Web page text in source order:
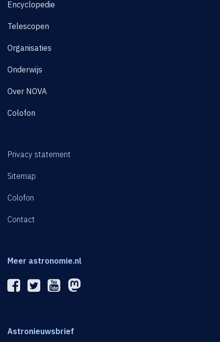
Encyclopedie
Telescopen
Organisaties
Onderwijs
Over NOVA
Colofon
Privacy statement
Sitemap
Colofon
Contact
Meer astronomie.nl
Astronieuwsbrief